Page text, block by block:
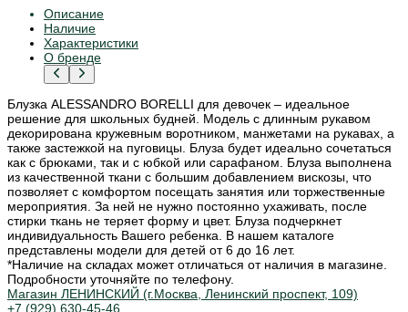
Описание
Наличие
Характеристики
О бренде
Блузка ALESSANDRO BORELLI для девочек – идеальное
решение для школьных будней. Модель с длинным рукавом
декорирована кружевным воротником, манжетами на рукавах, а
также застежкой на пуговицы. Блуза будет идеально сочетаться
как с брюками, так и с юбкой или сарафаном. Блуза выполнена
из качественной ткани с большим добавлением вискозы, что
позволяет с комфортом посещать занятия или торжественные
мероприятия. За ней не нужно постоянно ухаживать, после
стирки ткань не теряет форму и цвет. Блуза подчеркнет
индивидуальность Вашего ребенка. В нашем каталоге
представлены модели для детей от 6 до 16 лет.
*Наличие на складах может отличаться от наличия в магазине.
Подробности уточняйте по телефону.
Магазин ЛЕНИНСКИЙ (г.Москва, Ленинский проспект, 109)
+7 (929) 630-45-46